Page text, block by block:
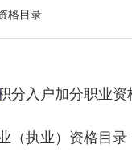
格目录
分入户加分职业资
（执业）资格目录